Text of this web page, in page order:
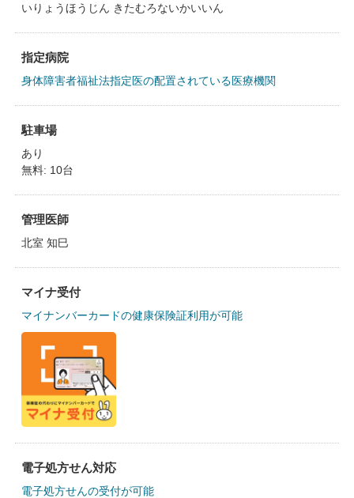
いりょうほうじん きたむろないかいいん
指定病院
身体障害者福祉法指定医の配置されている医療機関
駐車場
あり
無料: 10台
管理医師
北室 知巳
マイナ受付
マイナンバーカードの健康保険証利用が可能
電子処方せん対応
電子処方せんの受付が可能